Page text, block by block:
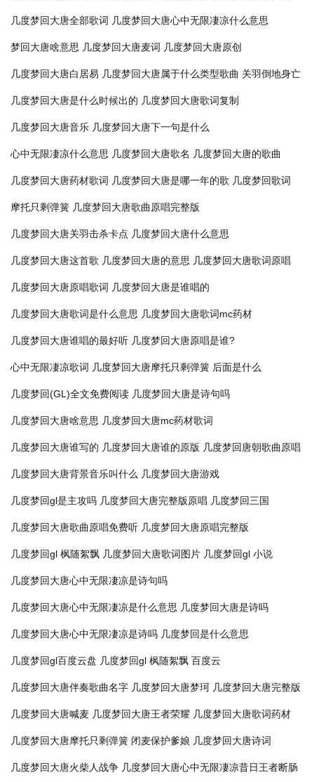
几度梦回大唐全部歌词 几度梦回大唐心中无限凄凉什么意思
梦回大唐啥意思 几度梦回大唐麦词 几度梦回大唐原创
几度梦回大唐白居易 几度梦回大唐属于什么类型歌曲 关羽倒地身亡
几度梦回大唐是什么时候出的 几度梦回大唐歌词复制
几度梦回大唐音乐 几度梦回大唐下一句是什么
心中无限凄凉什么意思 几度梦回大唐歌名 几度梦回大唐的歌曲
几度梦回大唐药材歌词 几度梦回大唐是哪一年的歌 几度梦回歌词
摩托只剩弹簧 几度梦回大唐歌曲原唱完整版
几度梦回大唐关羽击杀卡点 几度梦回大唐什么意思
几度梦回大唐这首歌 几度梦回大唐的意思 几度梦回大唐歌词原唱
几度梦回大唐原唱歌词 几度梦回大唐是谁唱的
几度梦回大唐歌词是什么意思 几度梦回大唐歌词mc药材
几度梦回大唐谁唱的最好听 几度梦回大唐原唱是谁?
心中无限凄凉歌词 几度梦回大唐摩托只剩弹簧 后面是什么
几度梦回(GL)全文免费阅读 几度梦回大唐是诗句吗
几度梦回大唐啥意思 几度梦回大唐mc药材歌词
几度梦回大唐谁写的 几度梦回大唐谁的原版 几度梦回唐朝歌曲原唱
几度梦回大唐背景音乐叫什么 几度梦回大唐游戏
几度梦回gl是主攻吗 几度梦回大唐完整版原唱 几度梦回三国
几度梦回大唐歌曲原唱免费听 几度梦回大唐原唱完整版
几度梦回gl 枫随絮飘 几度梦回大唐歌词图片 几度梦回gl 小说
几度梦回大唐心中无限凄凉是诗句吗
几度梦回大唐心中无限凄凉是什么意思 几度梦回大唐是诗吗
几度梦回大唐心中无限凄凉是诗吗 几度梦回是什么意思
几度梦回gl百度云盘 几度梦回gl 枫随絮飘 百度云
几度梦回大唐伴奏歌曲名字 几度梦回大唐梦珂 几度梦回大唐完整版
几度梦回大唐喊麦 几度梦回大唐王者荣耀 几度梦回大唐歌词药材
几度梦回大唐摩托只剩弹簧 闭麦保护爹娘 几度梦回大唐诗词
几度梦回大唐火柴人战争 几度梦回大唐心中无限凄凉昔日王者断肠